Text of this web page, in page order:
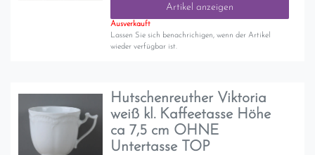
Artikel anzeigen
Ausverkauft
Lassen Sie sich benachrichigen, wenn der Artikel
wieder verfügbar ist.
Hutschenreuther Viktoria
weiß kl. Kaffeetasse Höhe
ca 7,5 cm OHNE
Untertasse TOP